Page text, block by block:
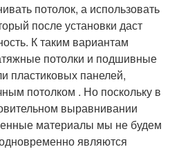
потолок, а использовать
после установки даст
К таким вариантам
потолки и подшивные
пластиковых панелей,
потолком . Но поскольку в
выравнивании
материалы мы не будем
являются